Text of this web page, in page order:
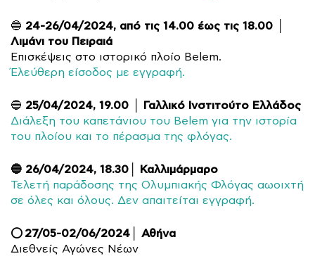
🔵 24-26/04/2024, από τις 14.00 έως τις 18.00 │
Λιμάνι του Πειραιά
Επισκέψεις στο ιστορικό πλοίο Belem.
Έλεύθερη είσοδος με εγγραφή.
🔵 25/04/2024, 19.00 │ Γαλλικό Ινστιτούτο Ελλάδος
Διάλεξη του καπετάνιου του Belem για την ιστορία
του πλοίου και το πέρασμα της φλόγας.
🔵 26/04/2024, 18.30│ Καλλιμάρμαρο
Τελετή παράδοσης της Ολυμπιακής Φλόγας αωοιχτή
σε όλες και όλους. Δεν απαιτείται εγγραφή.
⭕ 27/05-02/06/2024│ Αθήνα
Διεθνείς Αγώνες Νέων